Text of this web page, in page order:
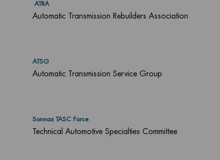
ATRA
Automatic Transmission Rebuilders Association
ATSG
Automatic Transmission Service Group
Sonnax TASC Force
Technical Automotive Specialties Committee